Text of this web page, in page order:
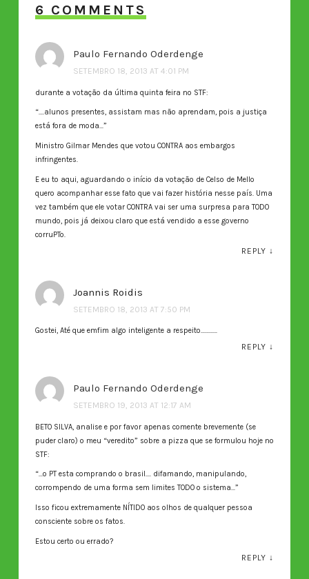
6 COMMENTS
Paulo Fernando Oderdenge
SETEMBRO 18, 2013 AT 4:01 PM
durante a votação da última quinta feira no STF:
“….alunos presentes, assistam mas não aprendam, pois a justiça
está fora de moda…”
Ministro Gilmar Mendes que votou CONTRA aos embargos
infringentes.
E eu to aqui, aguardando o início da votação de Celso de Mello
quero acompanhar esse fato que vai fazer história nesse país. Uma
vez também que ele votar CONTRA vai ser uma surpresa para TODO
mundo, pois já deixou claro que está vendido a esse governo
corruPTo.
REPLY ↓
Joannis Roidis
SETEMBRO 18, 2013 AT 7:50 PM
Gostei, Até que emfim algo inteligente a respeito…………
REPLY ↓
Paulo Fernando Oderdenge
SETEMBRO 19, 2013 AT 12:17 AM
BETO SILVA, analise e por favor apenas comente brevemente (se
puder claro) o meu “veredito” sobre a pizza que se formulou hoje no
STF:
“…o PT esta comprando o brasil…. difamando, manipulando,
corrompendo de uma forma sem limites TODO o sistema…”
Isso ficou extremamente NÍTIDO aos olhos de qualquer pessoa
consciente sobre os fatos.
Estou certo ou errado?
REPLY ↓